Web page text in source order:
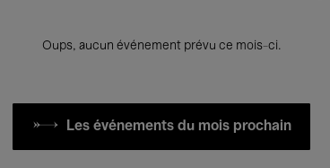
Oups, aucun événement prévu ce mois-ci.
Les événements du mois prochain